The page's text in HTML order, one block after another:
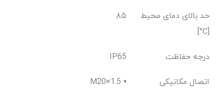
حد بالای دمای محیط
[C°]
۸۵
درجه حفاظت IP65
اتصال مکانیکی
M20×1.5 •